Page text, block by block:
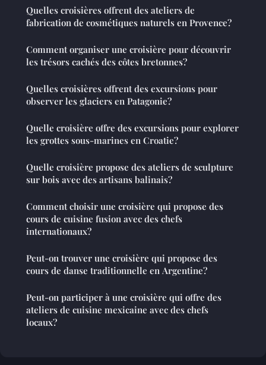
Quelles croisières offrent des ateliers de
fabrication de cosmétiques naturels en Provence?
Comment organiser une croisière pour découvrir
les trésors cachés des côtes bretonnes?
Quelles croisières offrent des excursions pour
observer les glaciers en Patagonie?
Quelle croisière offre des excursions pour explorer
les grottes sous-marines en Croatie?
Quelle croisière propose des ateliers de sculpture
sur bois avec des artisans balinais?
Comment choisir une croisière qui propose des
cours de cuisine fusion avec des chefs
internationaux?
Peut-on trouver une croisière qui propose des
cours de danse traditionnelle en Argentine?
Peut-on participer à une croisière qui offre des
ateliers de cuisine mexicaine avec des chefs
locaux?